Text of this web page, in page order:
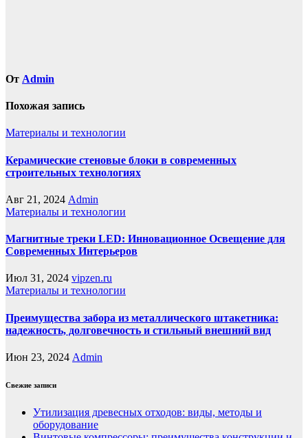
От Admin
Похожая запись
Материалы и технологии
Керамические стеновые блоки в современных
строительных технологиях
Авг 21, 2024 Admin
Материалы и технологии
Магнитные треки LED: Инновационное Освещение для
Современных Интерьеров
Июл 31, 2024 vipzen.ru
Материалы и технологии
Преимущества забора из металлического штакетника:
надежность, долговечность и стильный внешний вид
Июн 23, 2024 Admin
Свежие записи
Утилизация древесных отходов: виды, методы и
оборудование